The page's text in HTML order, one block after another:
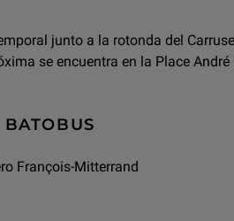
junto a la rotonda del
se encuentra en la Place André
François-Mitterrand